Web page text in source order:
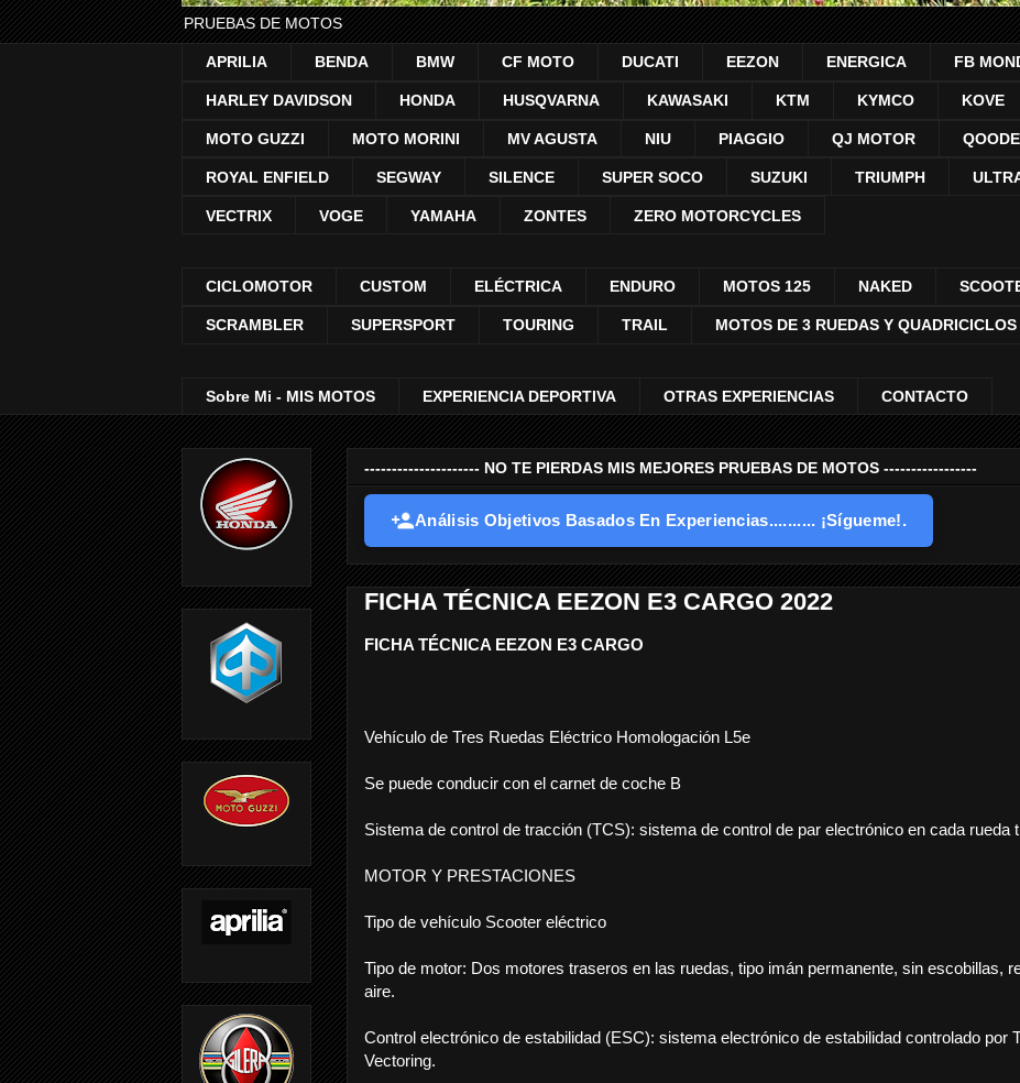
PRUEBAS DE MOTOS
APRILIA BENDA BMW CF MOTO DUCATI EEZON ENERGICA FB
HARLEY DAVIDSON HONDA HUSQVARNA KAWASAKI KTM KYMCO KOVE
MOTO GUZZI MOTO MORINI MV AGUSTA NIU PIAGGIO QJ MOTOR
ROYAL ENFIELD SEGWAY SILENCE SUPER SOCO SUZUKI TRIUMPH
VECTRIX VOGE YAMAHA ZONTES ZERO MOTORCYCLES
CICLOMOTOR CUSTOM ELÉCTRICA ENDURO MOTOS 125 NAKED
SCRAMBLER SUPERSPORT TOURING TRAIL MOTOS DE 3 RUEDAS Y QUADRICICLOS
Sobre Mi - MIS MOTOS EXPERIENCIA DEPORTIVA OTRAS EXPERIENCIAS CONTACTO
--------------------- NO TE PIERDAS MIS MEJORES PRUEBAS DE MOTOS -----------------
Análisis Objetivos Basados En Experiencias.......... ¡Sígueme!.
FICHA TÉCNICA EEZON E3 CARGO 2022
FICHA TÉCNICA EEZON E3 CARGO
Vehículo de Tres Ruedas Eléctrico Homologación L5e
Se puede conducir con el carnet de coche B
Sistema de control de tracción (TCS): sistema de control de par electrónico en cada rueda
MOTOR Y PRESTACIONES
Tipo de vehículo Scooter eléctrico
Tipo de motor: Dos motores traseros en las ruedas, tipo imán permanente, sin escobillas,
aire.
Control electrónico de estabilidad (ESC): sistema electrónico de estabilidad controlado por
Vectoring.